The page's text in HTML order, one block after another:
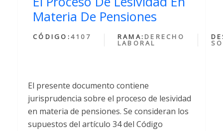
Materia De Pensiones
CÓDIGO:4107 RAMA: DERECHO
LABORAL
El presente documento contiene
jurisprudencia sobre el proceso de lesividad
en materia de pensiones. Se consideran los
supuestos del artículo 34 del Código